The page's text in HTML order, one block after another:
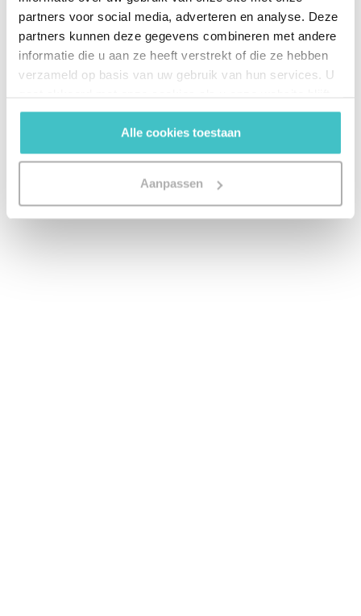
partners voor social media, adverteren en analyse. Deze
partners kunnen deze gegevens combineren met andere
informatie die u aan ze heeft verstrekt of die ze hebben
verzameld op basis van uw gebruik van hun services. U
gebruiken.
Alle cookies toestaan
Aanpassen